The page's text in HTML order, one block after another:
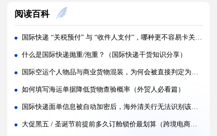
国际空运低申报被海关查到，罚款比例是多少?(国际空运干货知识分享)
国际空运的运单有什么作用，包含哪些关键信息（国际空运干货知识分享）
国内哪些港口是国际空运主流始发机场（国际空运干货知识分享）
什么是泡货、重货，国际空运分别怎么定价（国际空运干货知识分享）
国际空运直达与中转航班，该如何选择（不清楚的外贸人看过来）
国际空运客机和全货机分别适合运什么货物（国际空运干货知识分享）
国际空运直达与中转航班，该如何选择（国际快递干货知识分享）
阅读百科
国际快递 “关税预付” 与 “收件人支付”，哪种更不容易卡关（国际快递干货知识分享）
什么是国际快递抛重/泡重？（国际快递干货知识分享）
国际空运个人物品与商业货物混装，为何会被直接判定为违规（国际空运干货知识分享）
如何填写海运单据降低货物查验概率（外贸人必看篇）
国际快递面单信息被自动加密后，海外清关行无法识别该如何补救（国际快递干货知识分享）
大促黑五 / 圣诞节前提前多久订舱锁价最划算（跨境电商卖家必看篇）